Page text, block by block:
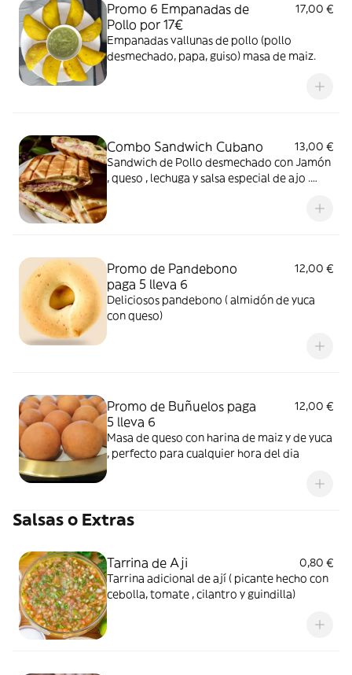
Promo 6 Empanadas de
Pollo por 17€
17,00 €
Empanadas vallunas de pollo (pollo
desmechado, papa, guiso) masa de maiz.
Combo Sandwich Cubano
13,00 €
Sandwich de Pollo desmechado con Jamón
, queso , lechuga y salsa especial de ajo .
Promo de Pandebono
paga 5 lleva 6
12,00 €
Deliciosos pandebono ( almidón de yuca
con queso)
Promo de Buñuelos paga
5 lleva 6
12,00 €
Masa de queso con harina de maiz y de yuca
, perfecto para cualquier hora del dia
Salsas o Extras
Tarrina de Aji
0,80 €
Tarrina adicional de ají ( picante hecho con
cebolla, tomate , cilantro y guindilla)